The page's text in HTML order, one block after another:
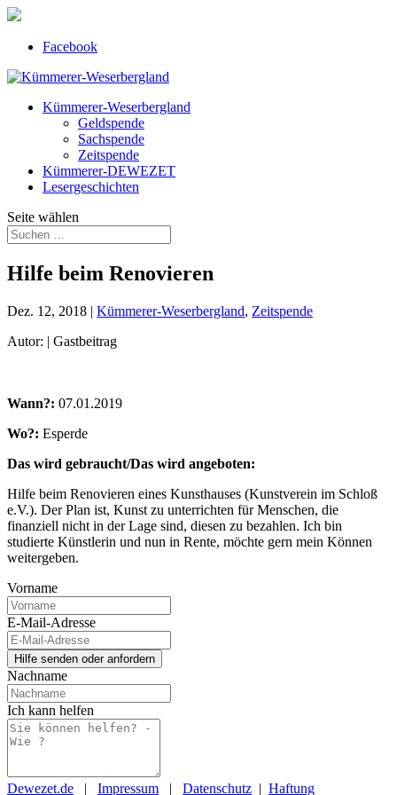
Facebook
Kümmerer-Weserbergland
Geldspende
Sachspende
Zeitspende
Kümmerer-DEWEZET
Lesergeschichten
Seite wählen
Hilfe beim Renovieren
Dez. 12, 2018 | Kümmerer-Weserbergland, Zeitspende
Autor: | Gastbeitrag
Wann?: 07.01.2019
Wo?: Esperde
Das wird gebraucht/Das wird angeboten:
Hilfe beim Renovieren eines Kunsthauses (Kunstverein im Schloß
e.V.). Der Plan ist, Kunst zu unterrichten für Menschen, die
finanziell nicht in der Lage sind, diesen zu bezahlen. Ich bin
studierte Künstlerin und nun in Rente, möchte gern mein Können
weitergeben.
Vorname
E-Mail-Adresse
Nachname
Ich kann helfen
Dewezet.de | Impressum | Datenschutz | Haftung